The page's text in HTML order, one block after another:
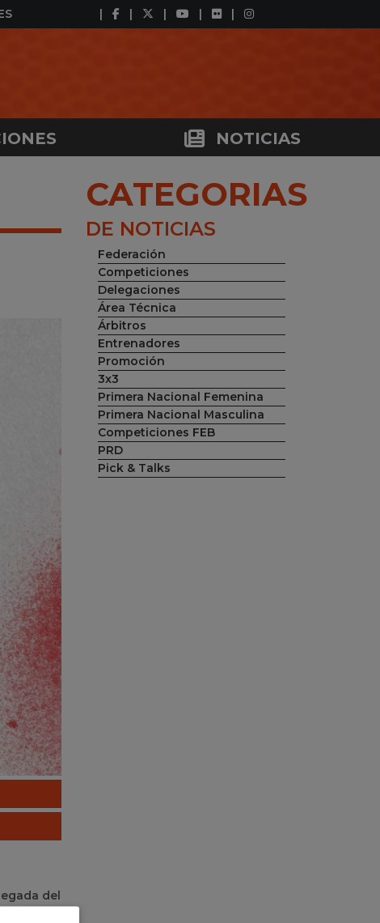
NOTICIAS
del
ciudad
CATEGORIAS
DE NOTICIAS
Federación
Competiciones
Delegaciones
Área Técnica
Árbitros
Entrenadores
Promoción
3x3
Primera Nacional Femenina
Primera Nacional Masculina
Competiciones FEB
PRD
Pick & Talks